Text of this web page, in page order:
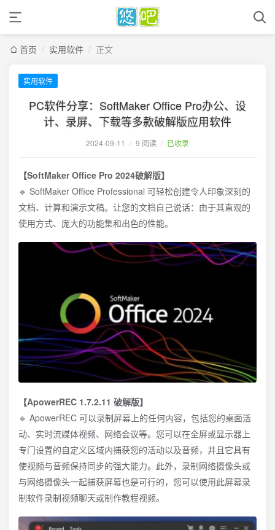
首页 / 实用软件 / 正文
实用软件
PC软件分享：SoftMaker Office Pro办公、设
计、录屏、下载等多款破解版应用软件
2024-09-11 / 9 阅读 / 已收录
【SoftMaker Office Pro 2024破解版】
🔹 SoftMaker Office Professional 可轻松创建令人印象深刻的
文档、计算和演示文稿。让您的文档自己说话：由于其直观的
使用方式、庞大的功能集和出色的性能。
【ApowerREC 1.7.2.11 破解版】
🔹 ApowerREC 可以录制屏幕上的任何内容，包括您的桌面活
动、实时流媒体视频、网络会议等。您可以在全屏或显示器上
专门设置的自定义区域内捕获您的活动以及音频，并且它具有
使视频与音频保持同步的强大能力。此外，录制网络摄像头或
与网络摄像头一起捕获屏幕也是可行的，您可以使用此屏幕录
制软件录制视频聊天或制作教程视频。